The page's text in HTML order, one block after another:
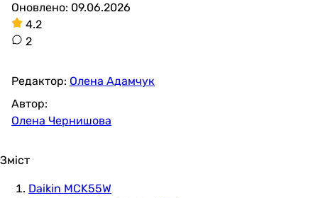
Оновлено: 09.06.2026
4.2
2
Редактор: Олена Адамчук
Автор:
Олена Чернишова
Зміст
Daikin MCK55W